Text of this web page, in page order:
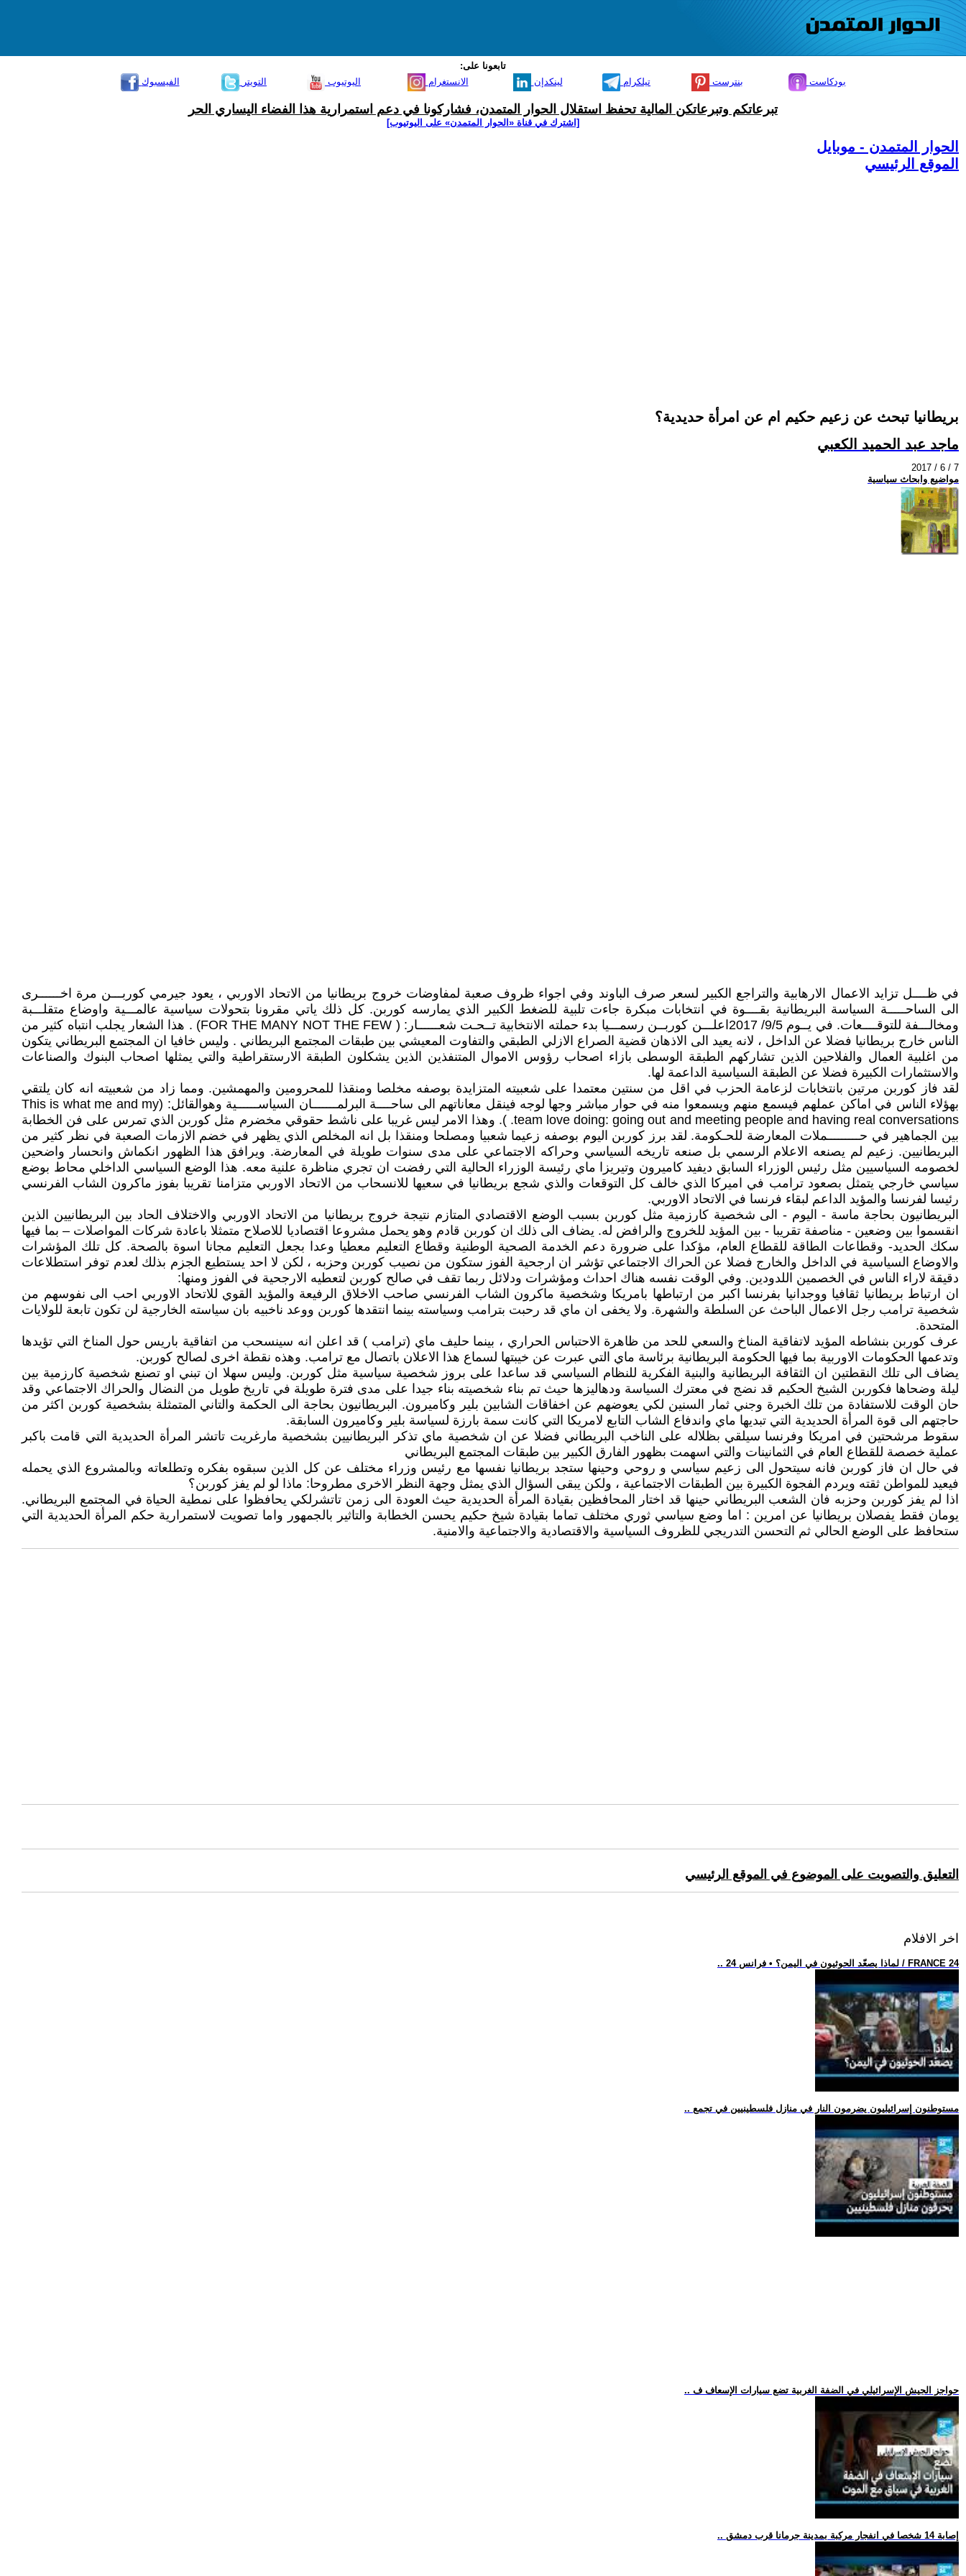
تابعونا على:
الفيسبوك
التويتر اليوتيوب الانستغرام لينكدإن تيلكرام بنترست بودكاست
تبرعاتكم وتبرعاتكن المالية تحفظ استقلال الحوار المتمدن، فشاركونا في دعم استمرارية هذا الفضاء اليساري الحر
[اشترك في قناة ‫«الحوار المتمدن» على اليوتيوب]
الحوار المتمدن - موبايل
الموقع الرئيسي
بريطانيا تبحث عن زعيم حكيم ام عن امرأة حديدية؟
ماجد عبد الحميد الكعبي
2017 / 6 / 7
مواضيع وابحاث سياسية
في ظــــل تزايد الاعمال الارهابية والتراجع الكبير لسعر صرف الباوند وفي اجواء ظروف صعبة لمفاوضات خروج بريطانيا من الاتحاد الاوربي ، يعود جيرمي كوربـــن مرة اخــــــرى
الى الساحـــــة السياسة البريطانية بقــــوة في انتخابات مبكرة جاءت تلبية للضغط الكبير الذي يمارسه كوربن. كل ذلك ياتي مقرونا بتحولات سياسية عالمـــية واوضاع متقلـــبة
ومخالـــفة للتوقــــعات. في يــوم 9/5/ 2017اعلـــن كوربــن رسمـــيا بدء حملته الانتخابية تــحـت شعــــــار: ( FOR THE MANY NOT THE FEW) . هذا الشعار يجلب انتباه كثير من
الناس خارج بريطانيا فضلا عن الداخل ، لانه يعيد الى الاذهان قضية الصراع الازلي الطبقي والتفاوت المعيشي بين طبقات المجتمع البريطاني . وليس خافيا ان المجتمع البريطاني يتكون
من اغلبية العمال والفلاحين الذين تشاركهم الطبقة الوسطى بازاء اصحاب رؤوس الاموال المتنفذين الذين يشكلون الطبقة الارستقراطية والتي يمثلها اصحاب البنوك والصناعات
والاستثمارات الكبيرة فضلا عن الطبقة السياسية الداعمة لها.
لقد فاز كوربن مرتين بانتخابات لزعامة الحزب في اقل من سنتين معتمدا على شعبيته المتزايدة بوصفه مخلصا ومنقذا للمحرومين والمهمشين. ومما زاد من شعبيته انه كان يلتقي
بهؤلاء الناس في اماكن عملهم فيسمع منهم ويسمعوا منه في حوار مباشر وجها لوجه فينقل معاناتهم الى ساحــــة البرلمـــــــان السياســــــية وهوالقائل: (This is what me and my
team love doing: going out and meeting people and having real conversations. ). وهذا الامر ليس غريبا على ناشط حقوقي مخضرم مثل كوربن الذي تمرس على فن الخطابة
بين الجماهير في حـــــــــملات المعارضة للحـكومة. لقد برز كوربن اليوم بوصفه زعيما شعبيا ومصلحا ومنقذا بل انه المخلص الذي يظهر في خضم الازمات الصعبة في نظر كثير من
البريطانيين. زعيم لم يصنعه الاعلام الرسمي بل صنعه تاريخه السياسي وحراكه الاجتماعي على مدى سنوات طويلة في المعارضة. ويرافق هذا الظهور انكماش وانحسار واضحين
لخصومه السياسيين مثل رئيس الوزراء السابق ديفيد كاميرون وتيريزا ماي رئيسة الوزراء الحالية التي رفضت ان تجري مناظرة علنية معه. هذا الوضع السياسي الداخلي محاط بوضع
سياسي خارجي يتمثل بصعود ترامب في اميركا الذي خالف كل التوقعات والذي شجع بريطانيا في سعيها للانسحاب من الاتحاد الاوربي متزامنا تقريبا بفوز ماكرون الشاب الفرنسي
رئيسا لفرنسا والمؤيد الداعم لبقاء فرنسا في الاتحاد الاوربي.
البريطانيون بحاجة ماسة - اليوم - الى شخصية كارزمية مثل كوربن بسبب الوضع الاقتصادي المتازم نتيجة خروج بريطانيا من الاتحاد الاوربي والاختلاف الحاد بين البريطانيين الذين
انقسموا بين وضعين - مناصفة تقريبا - بين المؤيد للخروج والرافض له. يضاف الى ذلك ان كوربن قادم وهو يحمل مشروعا اقتصاديا للاصلاح متمثلا باعادة شركات المواصلات – بما فيها
سكك الحديد- وقطاعات الطاقة للقطاع العام، مؤكدا على ضرورة دعم الخدمة الصحية الوطنية وقطاع التعليم معطيا وعدا بجعل التعليم مجانا اسوة بالصحة. كل تلك المؤشرات
والاوضاع السياسية في الداخل والخارج فضلا عن الحراك الاجتماعي تؤشر ان ارجحية الفوز ستكون من نصيب كوربن وحزبه ، لكن لا احد يستطيع الجزم بذلك لعدم توفر استطلاعات
دقيقة لاراء الناس في الخصمين اللدودين. وفي الوقت نفسه هناك احداث ومؤشرات ودلائل ربما تقف في صالح كوربن لتعطيه الارجحية في الفوز ومنها:
ان ارتباط بريطانيا ثقافيا ووجدانيا بفرنسا اكبر من ارتباطها بامريكا وشخصية ماكرون الشاب الفرنسي صاحب الاخلاق الرفيعة والمؤيد القوي للاتحاد الاوربي احب الى نفوسهم من
شخصية ترامب رجل الاعمال الباحث عن السلطة والشهرة. ولا يخفى ان ماي قد رحبت بترامب وسياسته بينما انتقدها كوربن ووعد ناخبيه بان سياسته الخارجية لن تكون تابعة للولايات
المتحدة.
عرف كوربن بنشاطه المؤيد لاتفاقية المناخ والسعي للحد من ظاهرة الاحتباس الحراري ، بينما حليف ماي (ترامب ) قد اعلن انه سينسحب من اتفاقية باريس حول المناخ التي تؤيدها
وتدعمها الحكومات الاوربية بما فيها الحكومة البريطانية برئاسة ماي التي عبرت عن خيبتها لسماع هذا الاعلان باتصال مع ترامب. وهذه نقطة اخرى لصالح كوربن.
يضاف الى تلك النقطتين ان الثقافة البريطانية والبنية الفكرية للنظام السياسي قد ساعدا على بروز شخصية سياسية مثل كوربن. وليس سهلا ان تبني او تصنع شخصية كارزمية بين
ليلة وضحاها فكوربن الشيخ الحكيم قد نضج في معترك السياسة ودهاليزها حيث تم بناء شخصيته بناء جيدا على مدى فترة طويلة في تاريخ طويل من النضال والحراك الاجتماعي وقد
حان الوقت للاستفادة من تلك الخبرة وجني ثمار السنين لكي يعوضهم عن اخفاقات الشابين بلير وكاميرون. البريطانيون بحاجة الى الحكمة والتاني المتمثلة بشخصية كوربن اكثر من
حاجتهم الى قوة المرأة الحديدية التي تبديها ماي واندفاع الشاب التابع لامريكا التي كانت سمة بارزة لسياسة بلير وكاميرون السابقة.
سقوط مرشحتين في امريكا وفرنسا سيلقي بظلاله على الناخب البريطاني فضلا عن ان شخصية ماي تذكر البريطانيين بشخصية مارغريت تاتشر المرأة الحديدية التي قامت باكبر
عملية خصصة للقطاع العام في الثمانينات والتي اسهمت بظهور الفارق الكبير بين طبقات المجتمع البريطاني
في حال ان فاز كوربن فانه سيتحول الى زعيم سياسي و روحي وحينها ستجد بريطانيا نفسها مع رئيس وزراء مختلف عن كل الذين سبقوه بفكره وتطلعاته وبالمشروع الذي يحمله
فيعيد للمواطن ثقته ويردم الفجوة الكبيرة بين الطبقات الاجتماعية ، ولكن يبقى السؤال الذي يمثل وجهة النظر الاخرى مطروحا: ماذا لو لم يفز كوربن؟
اذا لم يفز كوربن وحزبه فان الشعب البريطاني حينها قد اختار المحافظين بقيادة المرأة الحديدية حيث العودة الى زمن تاتشرلكي يحافظوا على نمطية الحياة في المجتمع البريطاني.
يومان فقط يفصلان بريطانيا عن امرين : اما وضع سياسي ثوري مختلف تماما بقيادة شيخ حكيم يحسن الخطابة والتاثير بالجمهور واما تصويت لاستمرارية حكم المرأة الحديدية التي
ستحافظ على الوضع الحالي ثم التحسن التدريجي للظروف السياسية والاقتصادية والاجتماعية والامنية.
التعليق والتصويت على الموضوع في الموقع الرئيسي
اخر الافلام
.. لماذا يصعّد الحوثيون في اليمن؟ • فرانس 24 / FRANCE 24
.. مستوطنون إسرائيليون يضرمون النار في منازل فلسطينيين في تجمع
.. حواجز الجيش الإسرائيلي في الضفة الغربية تضع سيارات الإسعاف ف
.. إصابة 14 شخصا في انفجار مركبة بمدينة جرمانا قرب دمشق